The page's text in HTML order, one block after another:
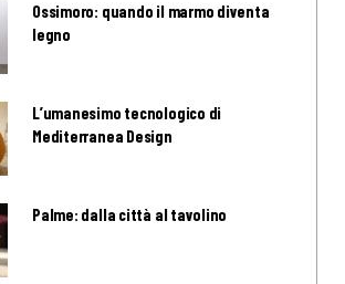
Ossimoro: quando il marmo diventa
legno
L’umanesimo tecnologico di
Mediterranea Design
Palme: dalla città al tavolino